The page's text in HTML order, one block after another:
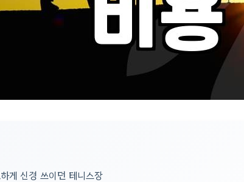
게 신경 쓰이던 테니스장